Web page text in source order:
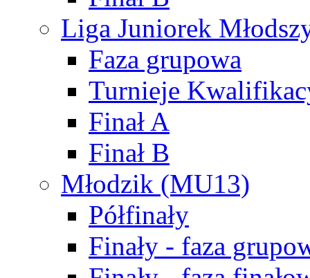
Liga Juniorek
Faza grupowa
Turnieje
Finał A
Finał B
Młodzik (MU13)
Półfinały
Finały - faza